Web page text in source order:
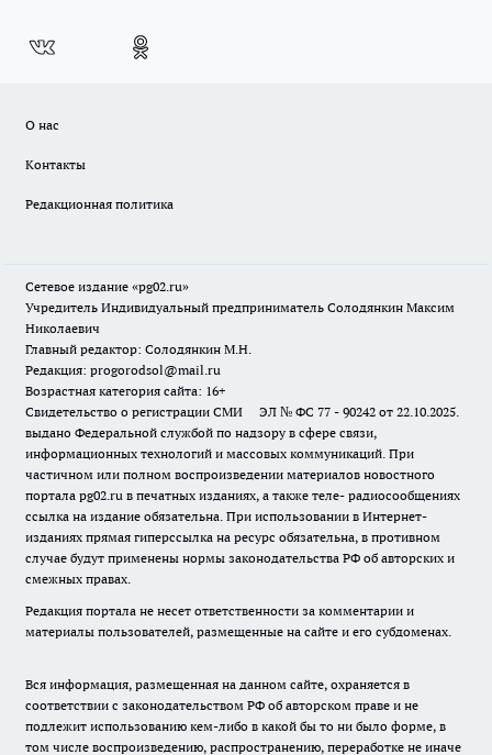
О нас
Контакты
Редакционная политика
Сетевое издание «pg02.ru»
Учредитель Индивидуальный предприниматель Солодянкин Максим
Николаевич
Главный редактор: Солодянкин М.Н.
Редакция: progorodsol@mail.ru
Возрастная категория сайта: 16+
Свидетельство о регистрации СМИ ЭЛ № ФС 77 - 90242 от 22.10.2025.
выдано Федеральной службой по надзору в сфере связи,
информационных технологий и массовых коммуникаций. При
частичном или полном воспроизведении материалов новостного
портала pg02.ru в печатных изданиях, а также теле- радиосообщениях
ссылка на издание обязательна. При использовании в Интернет-
изданиях прямая гиперссылка на ресурс обязательна, в противном
случае будут применены нормы законодательства РФ об авторских и
смежных правах.
Редакция портала не несет ответственности за комментарии и
материалы пользователей, размещенные на сайте и его субдоменах.
Вся информация, размещенная на данном сайте, охраняется в
соответствии с законодательством РФ об авторском праве и не
подлежит использованию кем-либо в какой бы то ни было форме, в
том числе воспроизведению, распространению, переработке не иначе